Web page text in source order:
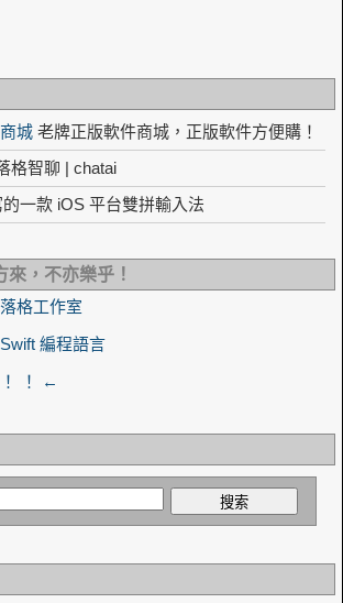
城 老牌正版軟件商城，正版軟件方便購！
格智聊 | chatai
一款 iOS 平台雙拼輸入法
，不亦樂乎！
格工作室
編程語言
！ ←